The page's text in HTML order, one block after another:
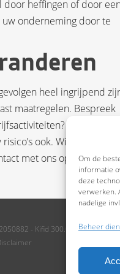
Om de
informatie
deze
verwerken.
nadelige
Beheer
door heffingen of door
onderneming door te
heel ingrijpend
maatregelen. Bespreek
Of kiest u
ook. Wij zoeken uit
met ons op.
- Kifid 300.019393